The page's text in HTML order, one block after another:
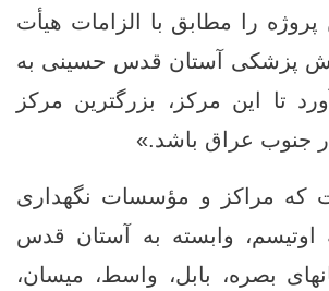
پروژه را مطابق با الزامات هیأت
پزشکی آستان قدس حسینی به
تا این مرکز، بزرگترین مرکز
جنوب عراق باشد.»
که مراکز و مؤسسات نگهداری
اوتیسم، وابسته به آستان قدس
بصره، بابل، واسط، میسان،